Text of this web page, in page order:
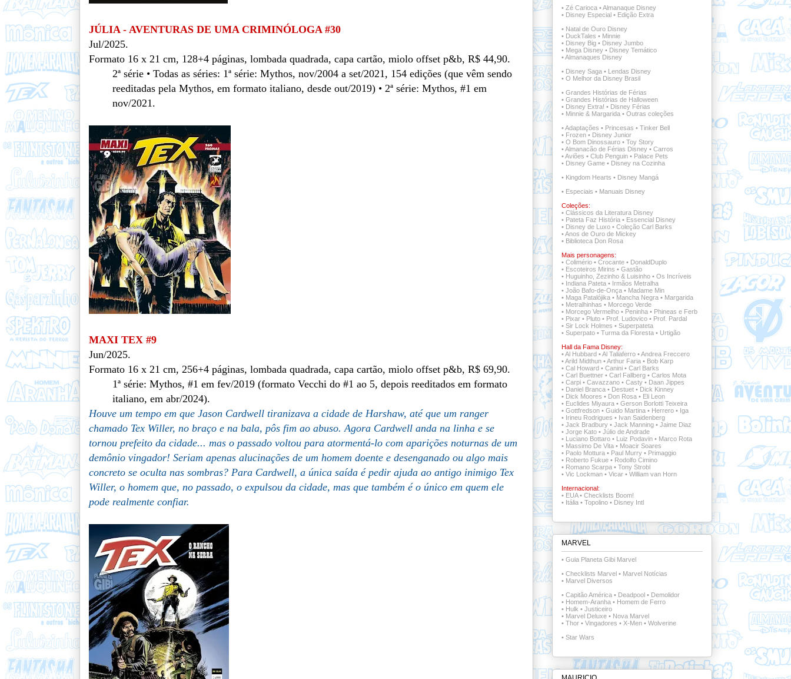
JÚLIA - AVENTURAS DE UMA CRIMINÓLOGA #30
Jul/2025.
Formato 16 x 21 cm, 128+4 páginas, lombada quadrada, capa cartão, miolo offset p&b, R$ 44,90.
2ª série • Todas as séries: 1ª série: Mythos, nov/2004 a set/2021, 154 edições (que vêm sendo
reeditadas pela Mythos, em formato italiano, desde out/2019) • 2ª série: Mythos, #1 em
nov/2021.
MAXI TEX #9
Jun/2025.
Formato 16 x 21 cm, 256+4 páginas, lombada quadrada, capa cartão, miolo offset p&b, R$ 69,90.
1ª série: Mythos, #1 em fev/2019 (formato Vecchi do #1 ao 5, depois reeditados em formato
italiano, em abr/2024).
Houve um tempo em que Jason Cardwell tiranizava a cidade de Harshaw, até que um ranger
chamado Tex Willer, no braço e na bala, pôs fim ao abuso. Agora Cardwell anda na linha e se
tornou prefeito da cidade... mas o passado voltou para atormentá-lo com aparições noturnas de um
demônio vingador! Seriam apenas alucinações de um homem doente e desenganado ou algo mais
concreto se oculta nas sombras? Para Cardwell, a única saída é pedir ajuda ao antigo inimigo Tex
Willer, o homem que, no passado, o expulsou da cidade, mas que também é o único em quem ele
pode realmente confiar.
• Zé Carioca •Almanaque Disney
• Disney Especial • Edição Extra
• Natal de Ouro Disney
• DuckTales • Minnie
• Disney Big • Disney Jumbo
• Mega Disney • Disney Temático
•Almanaques Disney
• Disney Saga• Lendas Disney
• O Melhor da Disney Brasil
• Grandes Histórias de Férias
• Grandes Histórias de Halloween
• Disney Extra! • Disney Férias
• Minnie & Margarida• Outras coleções
• Adaptações • Princesas • Tinker Bell
• Frozen• Disney Junior
• O Bom Dinossauro • Toy Story
•Almanacão de Férias Disney • Carros
• Aviões • Club Penguin• Palace Pets
• Disney Game• Disney na Cozinha
• Kingdom Hearts • Disney Mangá
• Especiais • Manuais Disney
Coleções:
• Clássicos da Literatura Disney
• Pateta Faz História• Essencial Disney
• Disney de Luxo• Coleção Carl Barks
•Anos de Ouro de Mickey
• Biblioteca Don Rosa
Mais personagens:
• Colimério• Crocante• DonaldDuplo
• Escoteiros Mirins • Gastão
• Huguinho, Zezinho & Luisinho• Os Incríveis
• Indiana Pateta • Irmãos Metralha
• João Bafo-de-Onça • Madame Min
• Maga Patalójika• Mancha Negra• Margarida
• Metralhinhas • Morcego Verde
• Morcego Vermelho • Peninha• Phineas e Ferb
• Pixar• Pluto• Prof. Ludovico • Prof. Pardal
• Sir Lock Holmes • Superpateta
• Superpato• Turma da Floresta• Urtigão
Hall da Fama Disney:
•Al Hubbard•Al Taliaferro•Andrea Freccero
•Arild Midthun•Arthur Faria• Bob Karp
• Cal Howard• Canini• Carl Barks
• Carl Buettner• Carl Fallberg • Carlos Mota
• Carpi • Cavazzano• Casty• Daan Jippes
• Daniel Branca• Destuet• Dick Kinney
• Dick Moores • Don Rosa• Eli Leon
• Euclides Miyaura • Gerson Borlotti Teixeira
• Gottfredson • Guido Martina • Herrero• Iga
• Irineu Rodrigues • Ivan Saidenberg
• Jack Bradbury• Jack Manning• Jaime Diaz
• Jorge Kato• Júlio de Andrade
• Luciano Bottaro• Luiz Podavin• Marco Rota
• Massimo De Vita • Moacir Soares
• Paolo Mottura • Paul Murry • Primaggio
• Roberto Fukue • Rodolfo Cimino
• Romano Scarpa • Tony Strobl
• Vic Lockman• Vicar • William van Horn
Internacional:
• EUA • Checklists Boom!
• Itália • Topolino • Disney Intl
MARVEL
• Guia Planeta Gibi Marvel
• Checklists Marvel• Marvel Notícias
• Marvel Diversos
• Capitão América• Deadpool• Demolidor
• Homem-Aranha• Homem de Ferro
• Hulk • Justiceiro
• Marvel Deluxe• Nova Marvel
• Thor • Vingadores • X-Men• Wolverine
• Star Wars